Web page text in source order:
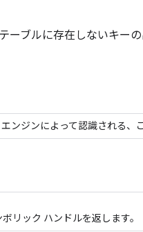
ーブルに存在しないキー
ンジンによって認識される、
リック ハンドルを返します。